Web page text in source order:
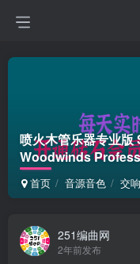
喷火木管乐器专业
Woodwinds
首页 音源音色 交
251编曲网
2年前发布